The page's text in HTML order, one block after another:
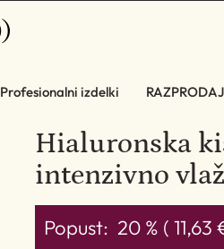
Profesionalni izdelki
Hialuronska
intenzivno
Popust: 20 % ( 11,63